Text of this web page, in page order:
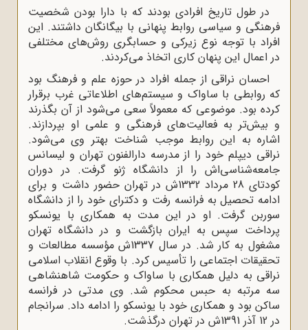
در طول تاریخ افرادی بودند که با دارا بودن شخصیت
فرهنگی و سیاسی روابط پنهانی با بیگانگان داشتند. این
افراد با توجه نوع زیرکی و حسابگری روش‌های مختلفی
در اعمال این پنهان کاری اتخاذ می‌کردند.
احسان نراقی از جمله افراد در حوزه علم و فرهنگ بود
که روابطی با ساواک و سیستم‌های اطلاعاتی غرب برقرار
کرده بود. موضوعی که معمولاً سعی می‌شود از آن بگذرند
و بیش‌تر به فعالیت‌های فرهنگی و علمی او بپردازند.
اشاره به این روابط موجب شناخت بهتر وی می‌شود.
نراقی دیپلم خود را از مدرسه دارالفنون تهران و لیسانس
جامعه‌شناسی‌اش را از دانشگاه ژنو گرفت. در دوران
کودتای 28 مرداد 1332ش در تهران حضور داشت و برای
ادامه تحصیل به فرانسه رفت و دکترای خود را از دانشگاه
سوربن گرفت. او در این مدت به همکاری با یونسکو
پرداخت سپس به ایران بازگشت و در دانشگاه تهران
مشغول به کار شد. در سال 1337ش مؤسسه مطالعات و
تحقیقات اجتماعی را تأسیس کرد. با وقوع انقلاب اسلامی
نراقی به دلیل همکاری با ساواک و حکومت شاهنشاهی
سه مرتبه به حبس محکوم شد. وی مدتی در فرانسه
ساکن بود و همکاری خود با یونسکو را ادامه داد. سرانجام
در 12 آذر 1391ش در تهران درگذشت.